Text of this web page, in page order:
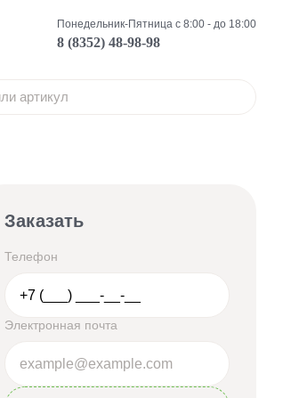
Понедельник-Пятница с 8:00 - до 18:00
8 (8352) 48-98-98
Заказать
Телефон
Электронная почта